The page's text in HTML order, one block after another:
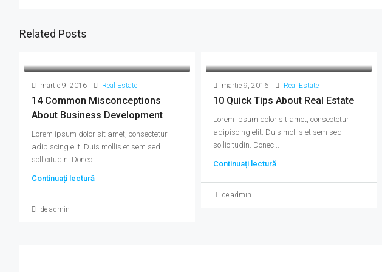
Related Posts
martie 9, 2016 Real Estate
14 Common Misconceptions
About Business Development
Lorem ipsum dolor sit amet, consectetur
adipiscing elit. Duis mollis et sem sed
sollicitudin. Donec...
Continuați lectură
de admin
martie 9, 2016 Real Estate
10 Quick Tips About Real Estate
Lorem ipsum dolor sit amet, consectetur
adipiscing elit. Duis mollis et sem sed
sollicitudin. Donec...
Continuați lectură
de admin